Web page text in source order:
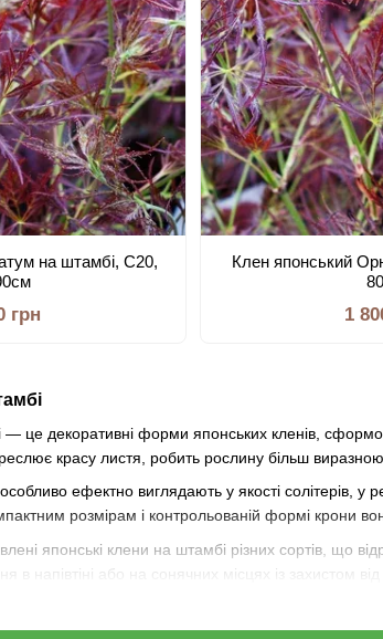
— це декоративні форми японських кленів,
красу листя, робить рослину більш
ефектно виглядають у якості солітерів, у
розмірам і контрольованій формі крони
японські клени на штамбі різних сортів,
в напівтіні або на сонячних місцях із захистом
на штамбі, С20,
грн
Клен японський
1